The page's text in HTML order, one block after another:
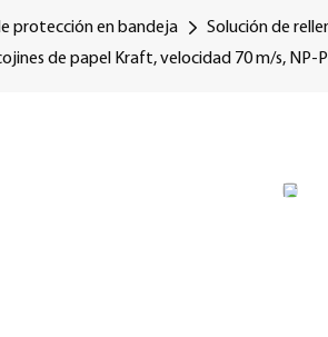
protección en bandeja
Solución de
de papel Kraft, velocidad 70 m/s, NP-